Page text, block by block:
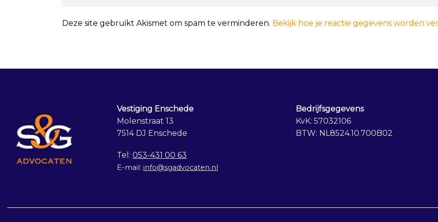
Deze site gebruikt Akismet om spam te verminderen. Bekijk hoe je reactie gegevens worden
Vestiging Enschede
Molenstraat 13
7514 DJ Enschede
Tel: 053-431 00 63
E-mail: info@sgadvocaten.nl
Bedrijfsgegevens
KvK: 57032106
BTW: NL8524.10.700B02